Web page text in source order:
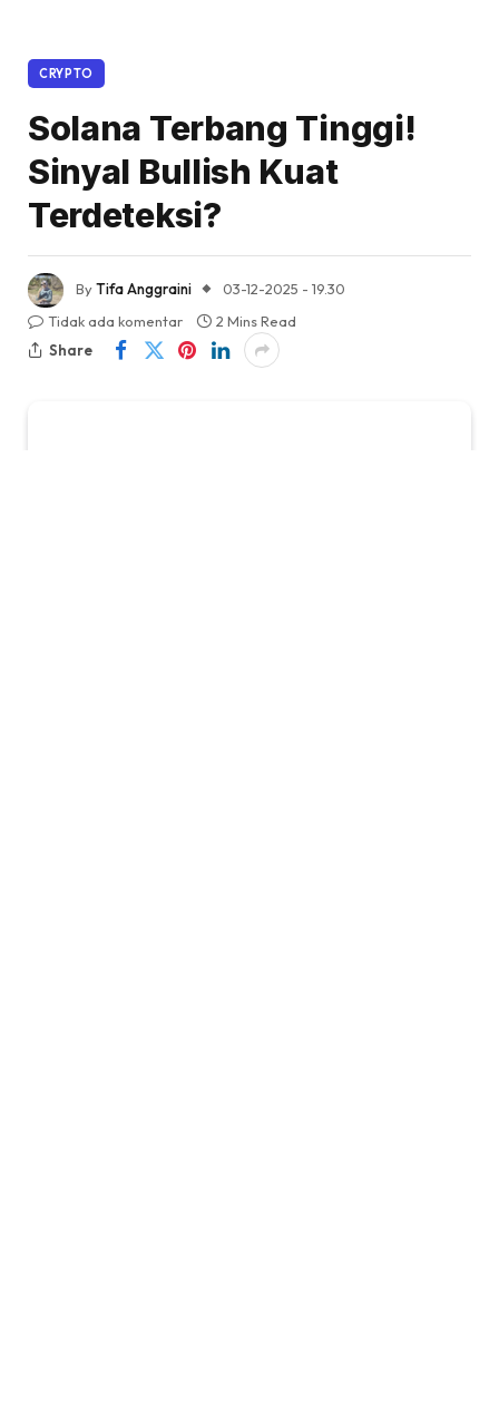
CRYPTO
Solana Terbang Tinggi!
Sinyal Bullish Kuat
Terdeteksi?
ByTifa Anggraini
03-12-2025 - 19.30
Tidak ada komentar
2 Mins Read
Share